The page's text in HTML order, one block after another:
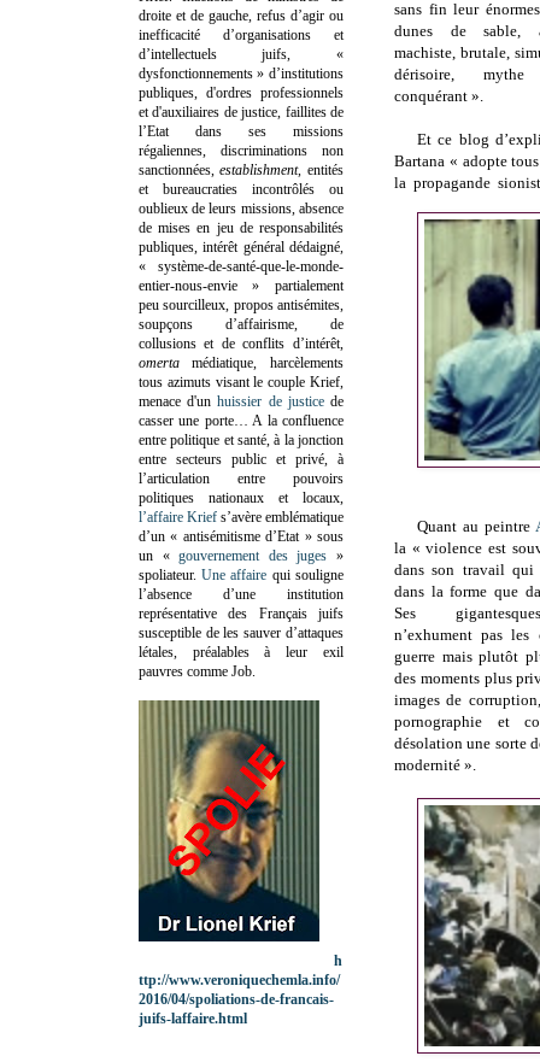
sans fin leur
dunes de sable,
machiste, brutale,
dérisoire,
conquérant ».
Et ce blog
Bartana « adopte
la propagande
Quant au peintre
la « violence est
dans son travail
dans la forme que
Ses
n’exhument pas les
guerre mais plutôt
des moments plus
images de
pornographie et
désolation une sorte
modernité ».
droite et de gauche, refus d’agir ou
inefficacité d’organisations et
d’intellectuels juifs, «
dysfonctionnements » d’institutions
publiques, d'ordres professionnels
et d'auxiliaires de justice, faillites de
l’Etat dans ses missions
régaliennes, discriminations non
sanctionnées,establishment, entités
et bureaucraties incontrôlés ou
oublieux de leurs missions, absence
de mises en jeu de responsabilités
publiques, intérêt général dédaigné,
« système-de-santé-que-le-monde-
entier-nous-envie » partialement
peu sourcilleux, propos antisémites,
soupçons d’affairisme, de
collusions et de conflits d’intérêt,
omertamédiatique, harcèlements
tous azimuts visant le couple Krief,
menace d'unhuissier de justicede
casser une porte… A la confluence
entre politique et santé, à la jonction
entre secteurs public et privé, à
l’articulation entre pouvoirs
politiques nationaux et locaux,
l’affaire Krief s’avère emblématique
d’un « antisémitisme d’Etat » sous
un «gouvernement des juges »
spoliateur.Une affaire qui souligne
l’absence d’une institution
représentative des Français juifs
susceptible de les sauver d’attaques
létales, préalables à leur exil
pauvres comme Job.
h
ttp://www.veroniquechemla.info/
2016/04/spoliations-de-francais-
juifs-laffaire.html